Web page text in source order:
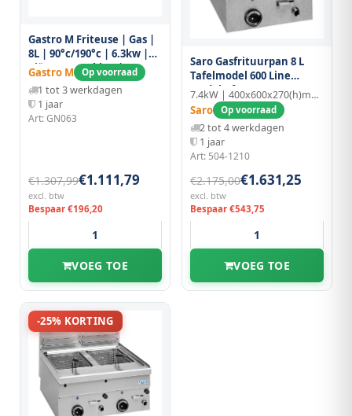
Gastro M Friteuse | Gas |
8L | 90°c/190°c | 6.3kw |
Piëzo Ontsteking |
Aftapkraan |
400x650x280(h)mm
Gastro M Op voorraad
1 tot 3 werkdagen
1 jaar
Art: GN063
€1.307,99€1.111,79
excl. btw
Bespaar €196,20
VOEG TOE
Saro Gasfrituurpan 8 L
Tafelmodel 600 Line
Model Gf46
7.4kW | 400x600x270(h)mm | RVS/Gietijzer
Saro Op voorraad
2 tot 4 werkdagen
1 jaar
Art: 504-1210
€2.175,00€1.631,25
excl. btw
Bespaar €543,75
VOEG TOE
-25% KORTING